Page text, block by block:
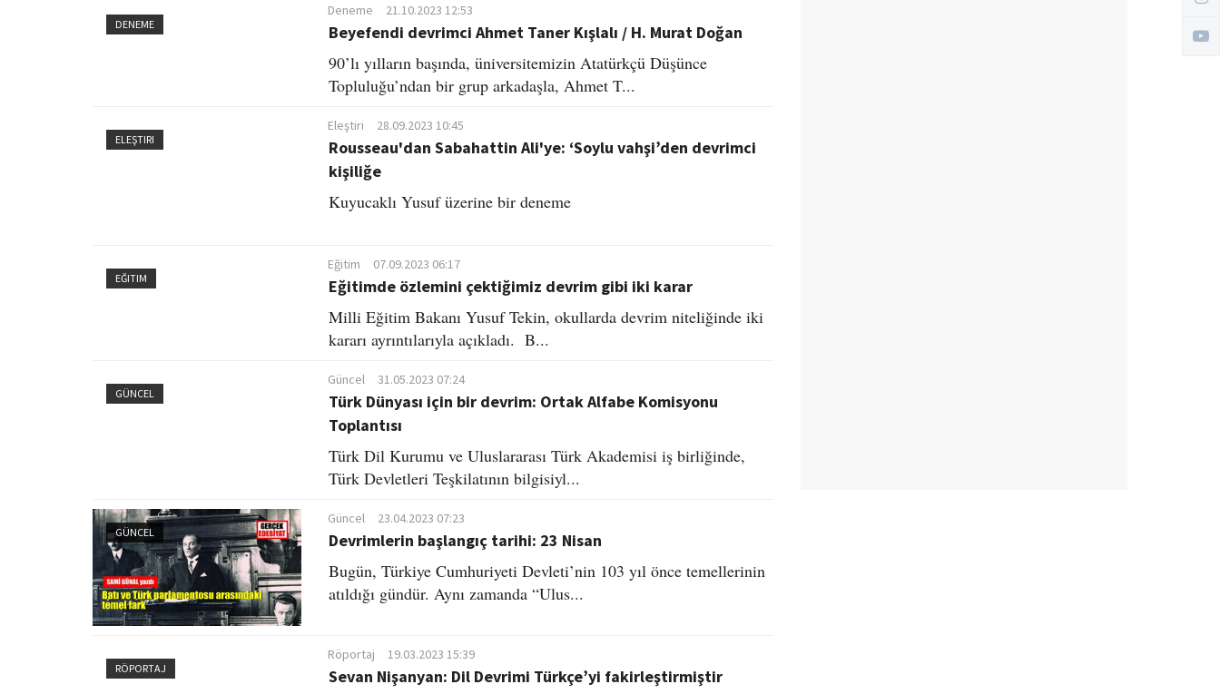
DENEME
Deneme 21.10.2023 12:53
Beyefendi devrimci Ahmet Taner Kışlalı / H. Murat Doğan
90’lı yılların başında, üniversitemizin Atatürkçü Düşünce
Topluluğu’ndan bir grup arkadaşla, Ahmet T...
ELEŞTIRI
Eleştiri 28.09.2023 10:45
Rousseau'dan Sabahattin Ali'ye: ‘Soylu vahşi’den devrimci
kişiliğe
Kuyucaklı Yusuf üzerine bir deneme
EĞITIM
Eğitim 07.09.2023 06:17
Eğitimde özlemini çektiğimiz devrim gibi iki karar
Milli Eğitim Bakanı Yusuf Tekin, okullarda devrim niteliğinde iki
kararı ayrıntılarıyla açıkladı. B...
GÜNCEL
Güncel 31.05.2023 07:24
Türk Dünyası için bir devrim: Ortak Alfabe Komisyonu
Toplantısı
Türk Dil Kurumu ve Uluslararası Türk Akademisi iş birliğinde,
Türk Devletleri Teşkilatının bilgisiyl...
GÜNCEL
Güncel 23.04.2023 07:23
Devrimlerin başlangıç tarihi: 23 Nisan
Bugün, Türkiye Cumhuriyeti Devleti’nin 103 yıl önce temellerinin
atıldığı gündür. Aynı zamanda “Ulus...
RÖPORTAJ
Röportaj 19.03.2023 15:39
Sevan Nişanyan: Dil Devrimi Türkçe’yi fakirleştirmiştir